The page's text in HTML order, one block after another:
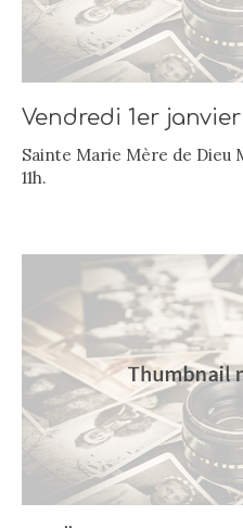
Vendredi 1er janvier
Sainte Marie Mère de Dieu
11h.